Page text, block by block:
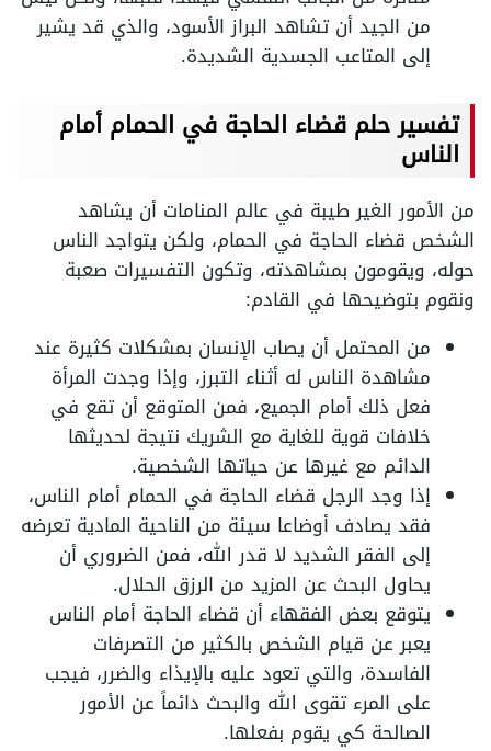
من الجيد أن تشاهد البراز الأسود، والذي قد يشير
إلى المتاعب الجسدية الشديدة.
تفسير حلم قضاء الحاجة في الحمام أمام
الناس
من الأمور الغير طيبة في عالم المنامات أن يشاهد
الشخص قضاء الحاجة في الحمام، ولكن يتواجد الناس
حوله، ويقومون بمشاهدته، وتكون التفسيرات صعبة
ونقوم بتوضيحها في القادم:
من المحتمل أن يصاب الإنسان بمشكلات كثيرة عند
مشاهدة الناس له أثناء التبرز، وإذا وجدت المرأة
فعل ذلك أمام الجميع، فمن المتوقع أن تقع في
خلافات قوية للغاية مع الشريك نتيجة لحديثها
الدائم مع غيرها عن حياتها الشخصية.
إذا وجد الرجل قضاء الحاجة في الحمام أمام الناس،
فقد يصادف أوضاعا سيئة من الناحية المادية تعرضه
إلى الفقر الشديد لا قدر الله، فمن الضروري أن
يحاول البحث عن المزيد من الرزق الحلال.
يتوقع بعض الفقهاء أن قضاء الحاجة أمام الناس
يعبر عن قيام الشخص بالكثير من التصرفات
الفاسدة، والتي تعود عليه بالإيذاء والضرر، فيجب
على المرء تقوى الله والبحث دائماً عن الأمور
الصالحة كي يقوم بفعلها.